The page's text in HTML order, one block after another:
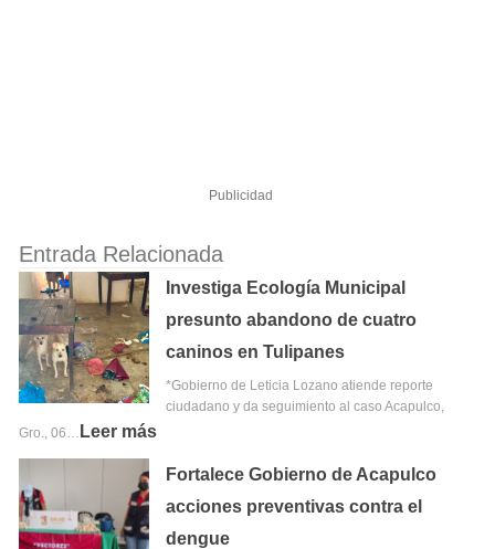
Publicidad
Entrada Relacionada
Investiga Ecología Municipal
presunto abandono de cuatro
caninos en Tulipanes
*Gobierno de Leticia Lozano atiende reporte
ciudadano y da seguimiento al caso Acapulco,
Gro., 06… Leer más
Fortalece Gobierno de Acapulco
acciones preventivas contra el
dengue